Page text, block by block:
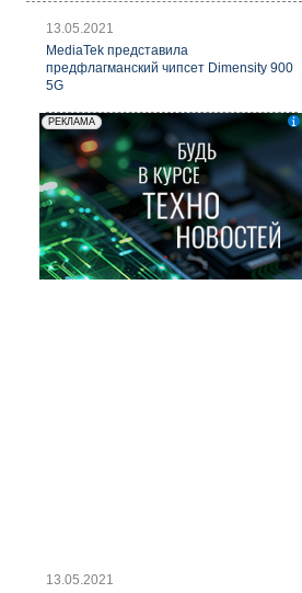
13.05.2021
MediaTek представила
предфлагманский чипсет Dimensity 900
5G
13.05.2021